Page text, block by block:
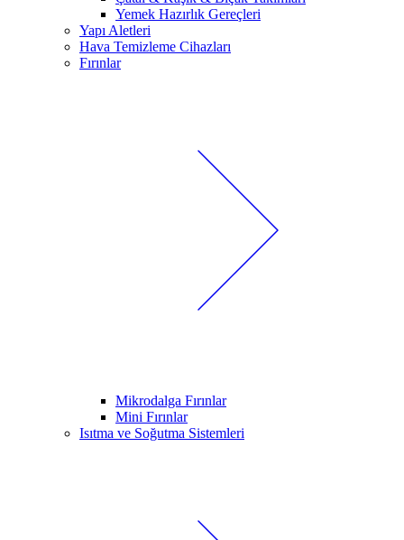
Yemek Hazırlık Gereçleri
Yapı Aletleri
Hava Temizleme Cihazları
Fırınlar
Mikrodalga Fırınlar
Mini Fırınlar
Isıtma ve Soğutma Sistemleri